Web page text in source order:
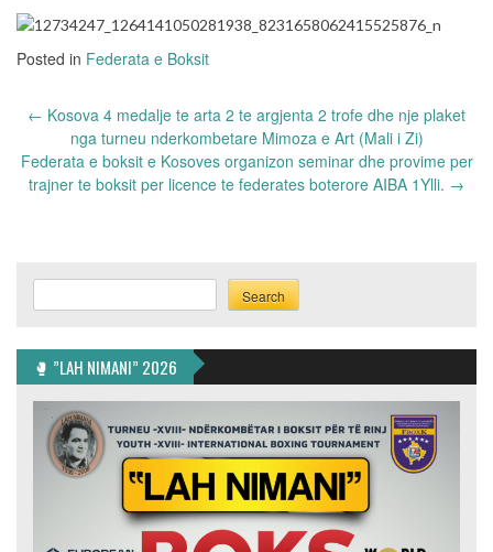
Posted in Federata e Boksit
Post
navigation
← Kosova 4 medalje te arta 2 te argjenta 2 trofe dhe nje plaket
nga turneu nderkombetare Mimoza e Art (Mali i Zi)
Federata e boksit e Kosoves organizon seminar dhe provime per
trajner te boksit per licence te federates boterore AIBA 1Ylli. →
Search
🥊 ”LAH NIMANI” 2026